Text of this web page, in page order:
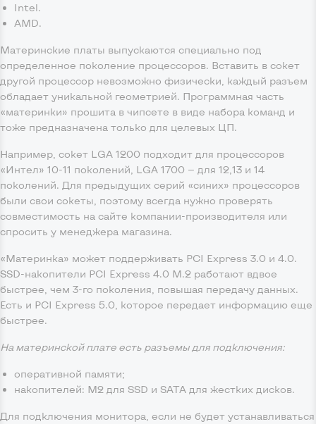
Intel.
AMD.
Материнские платы выпускаются специально под
определенное поколение процессоров. Вставить в сокет
другой процессор невозможно физически, каждый разъем
обладает уникальной геометрией. Программная часть
«материнки» прошита в чипсете в виде набора команд и
тоже предназначена только для целевых ЦП.
Например, сокет LGA 1200 подходит для процессоров
«Интел» 10-11 поколений, LGA 1700 — для 12,13 и 14
поколений. Для предыдущих серий «синих» процессоров
были свои сокеты, поэтому всегда нужно проверять
совместимость на сайте компании-производителя или
спросить у менеджера магазина.
«Материнка» может поддерживать PCI Express 3.0 и 4.0.
SSD-накопители PCI Express 4.0 M.2 работают вдвое
быстрее, чем 3-го поколения, повышая передачу данных.
Есть и PCI Express 5.0, которое передает информацию еще
быстрее.
На материнской плате есть разъемы для подключения:
оперативной памяти;
накопителей: М2 для SSD и SATA для жестких дисков.
Для подключения монитора, если не будет устанавливаться